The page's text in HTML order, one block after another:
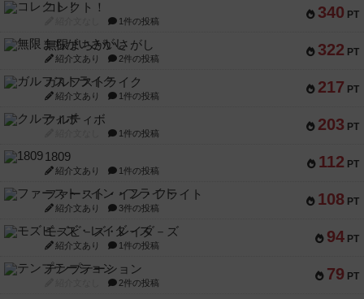
340 PT
コレクト！
1件の投稿
322 PT
無限まちがいさがし
紹介文あり 2件の投稿
217 PT
ガルフストライク
紹介文あり 1件の投稿
203 PT
クルティボ
1件の投稿
112 PT
1809
紹介文あり 1件の投稿
108 PT
ファースト・イン・フライト
紹介文あり 3件の投稿
94 PT
モズビ－ズ・レイダ－ズ
紹介文あり 1件の投稿
79 PT
テンプテーション
2件の投稿